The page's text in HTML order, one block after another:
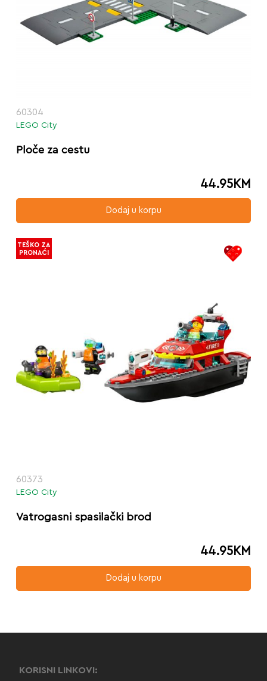
60304
LEGO City
Ploče za cestu
44.95KM
Dodaj u korpu
60373
LEGO City
Vatrogasni spasilački brod
44.95KM
Dodaj u korpu
TEŠKO ZA
PRONAĆI
KORISNI LINKOVI: